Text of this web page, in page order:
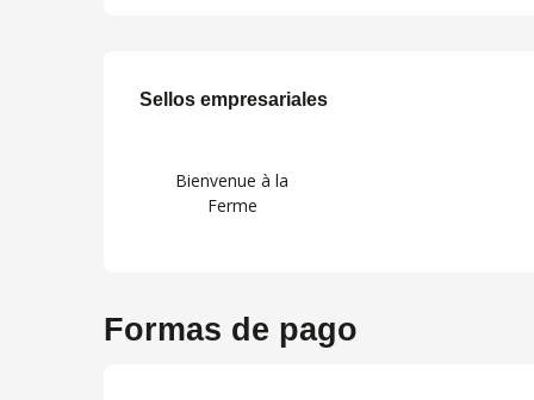
Oferta de
Sellos empresariales
Sellos empresariales
Bienvenue à la
Ferme
Formas de pago